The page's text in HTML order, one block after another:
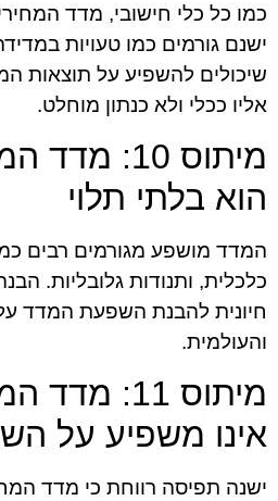
כמו כל כלי חישובי, מדד
ישנם גורמים כמו טעויות
שיכולים להשפיע על תוצאות
אליו ככלי ולא כנתון מוחלט.
מיתוס 10:
הוא בלתי תלוי
המדד מושפע מגורמים רבים
כלכלית, ותנודות גלובליות.
חיונית להבנת השפעת המדד
והעולמית.
מיתוס 11:
אינו משפיע על
ישנה תפיסה רווחת כי מדד